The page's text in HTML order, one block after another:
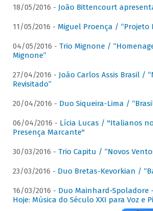
18/05/2016 - João Bittencourt
11/05/2016 - Miguel Proença / “Projeto
04/05/2016 - Trio Mignone /
Mignone”
27/04/2016 - João Carlos Assis Brasil /
Revisitado”
20/04/2016 - Duo Siqueira-Lima /
06/04/2016 - Lícia Lucas / "Italianos
Presença Marcante"
30/03/2016 - Trio Capitu / “Novos
23/03/2016 - Duo Bretas-Kevorkian /
16/03/2016 - Duo Mainhard-Spoladore
Hoje: Música do Século XXI para Voz e